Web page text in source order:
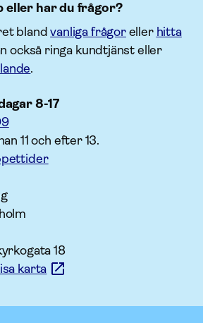
eller har du frågor?
blandvanliga frågoreller hitta
också ringa kundtjänst eller
.
8-17
11 och efter 13.
18
karta